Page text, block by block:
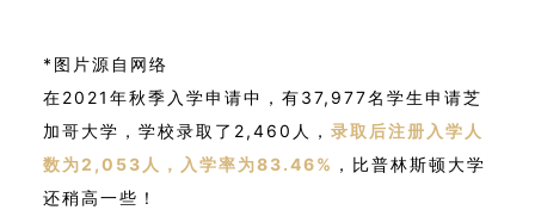
*图片源自网络
在2021年秋季入学申请中，有37,977名学生申请芝
加哥大学，学校录取了2,460人， 录取后注册入学人
数为2,053人，入学率为83.46% ，比普林斯顿大学
还稍高一些！